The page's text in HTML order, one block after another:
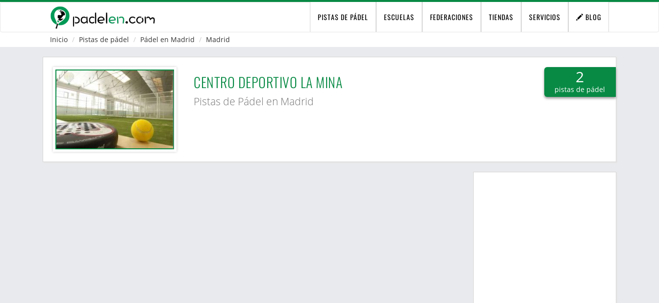
PISTAS DE PÁDEL ESCUELAS FEDERACIONES TIENDAS SERVICIOS BLOG
Inicio Pistas de pádel Pádel en Madrid Madrid
CENTRO DEPORTIVO LA MINA
Pistas de Pádel en Madrid
2
pistas de pádel